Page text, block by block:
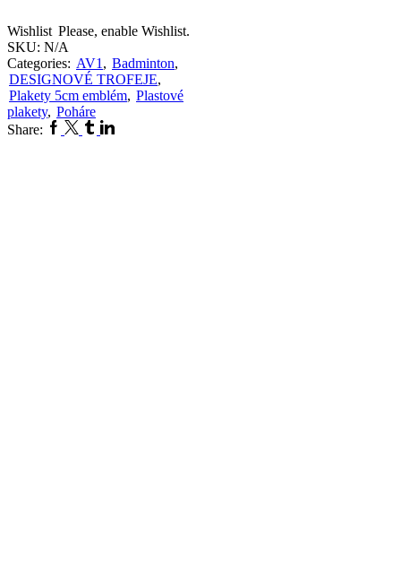
Wishlist Please, enable Wishlist.
SKU: N/A
Categories: AV1 , Badminton,
DESIGNOVÉ TROFEJE,
Plakety 5cm emblém, Plastové
plakety, Poháre
Share: Facebook
Twitter
TumblrLinkedin